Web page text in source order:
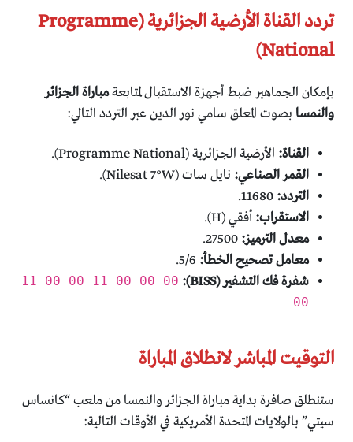
تردد القناة الأرضية الجزائرية (Programme
National)
بإمكان الجماهير ضبط أجهزة الاستقبال لمتابعةمباراة الجزائر
والنمسا بصوت المعلق سامي نور الدين عبر التردد التالي:
القناة: الأرضية الجزائرية (Programme National).
القمر الصناعي: نايل سات (Nilesat 7°W).
التردد:
الاستقراب: أفقي (H).
معدل الترميز:
معامل تصحيح الخطأ:
شفرة فك التشفير (BISS):
11 00 00 11 00 00 00
00
التوقيت المباشر لانطلاق المباراة
ستنطلق صافرة بداية مباراة الجزائر والنمسا من ملعب “كانساس
سيتي” بالولايات المتحدة الأمريكية في الأوقات التالية: